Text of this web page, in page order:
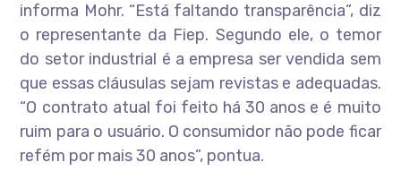
informa Mohr. “Está faltando transparência”, diz
o representante da Fiep. Segundo ele, o temor
do setor industrial é a empresa ser vendida sem
que essas cláusulas sejam revistas e adequadas.
“O contrato atual foi feito há 30 anos e é muito
ruim para o usuário. O consumidor não pode ficar
refém por mais 30 anos”, pontua.